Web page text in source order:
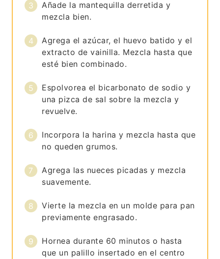
Añade la mantequilla derretida y
mezcla bien.
Agrega el azúcar, el huevo batido y el
extracto de vainilla. Mezcla hasta que
esté bien combinado.
Espolvorea el bicarbonato de sodio y
una pizca de sal sobre la mezcla y
revuelve.
Incorpora la harina y mezcla hasta que
no queden grumos.
Agrega las nueces picadas y mezcla
suavemente.
Vierte la mezcla en un molde para pan
previamente engrasado.
Hornea durante 60 minutos o hasta
que un palillo insertado en el centro